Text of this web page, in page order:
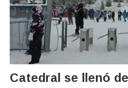
Catedral se llenó